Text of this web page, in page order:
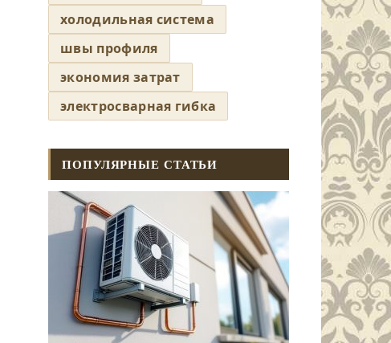
холодильная система
швы профиля
экономия затрат
электросварная гибка
ПОПУЛЯРНЫЕ СТАТЬИ